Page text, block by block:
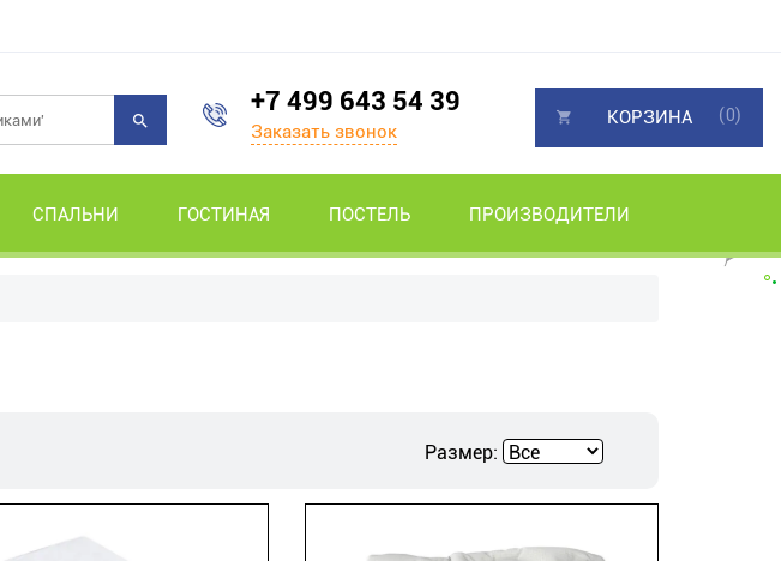
+7 499 643 54 39
Заказать звонок
СПАЛЬНИ ГОСТИНАЯ ПОСТЕЛЬ ПРОИЗВОДИТЕЛИ
КОРЗИНА (0)
Размер: